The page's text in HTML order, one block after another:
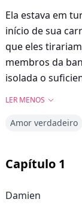
Ela estava em
início de sua
que eles
membros da
isolada o
Seis meses
privada e se
LER MENOS
Amor verdadeiro
Capítulo 1
Damien